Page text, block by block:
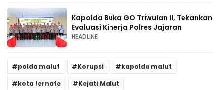
Kapolda Buka GO Triwulan II, Tekankan
Evaluasi Kinerja Polres Jajaran
HEADLINE
polda malut Korupsi
kapolda malut
kota ternate
Kejati Malut